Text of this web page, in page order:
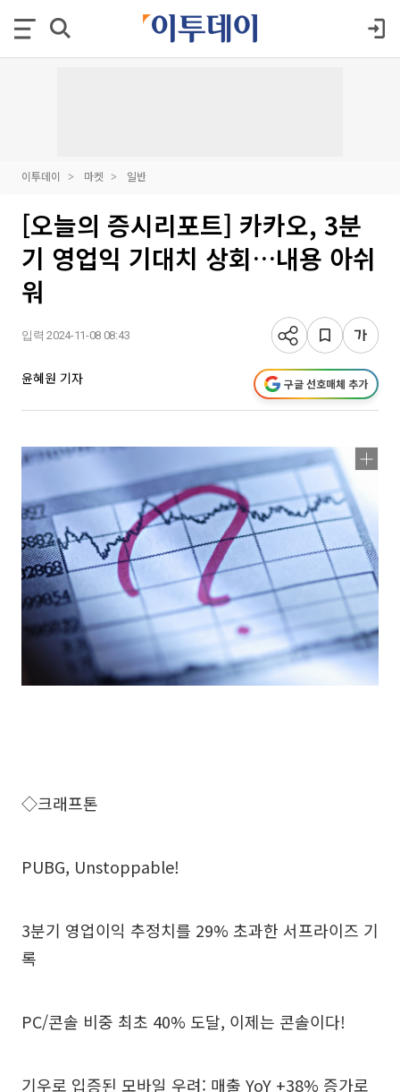
이투데이 마켓 일반
[오늘의 증시리포트] 카카오, 3분
기 영업익 기대치 상회…내용 아쉬
워
입력 2024-11-08 08:43
윤혜원 기자 구글 선호매체 추가
◇크래프톤
PUBG, Unstoppable!
3분기 영업이익 추정치를 29% 초과한 서프라이즈 기
록
PC/콘솔 비중 최초 40% 도달, 이제는 콘솔이다!
기우로 입증된 모바일 우려: 매출 YoY +38% 증가로